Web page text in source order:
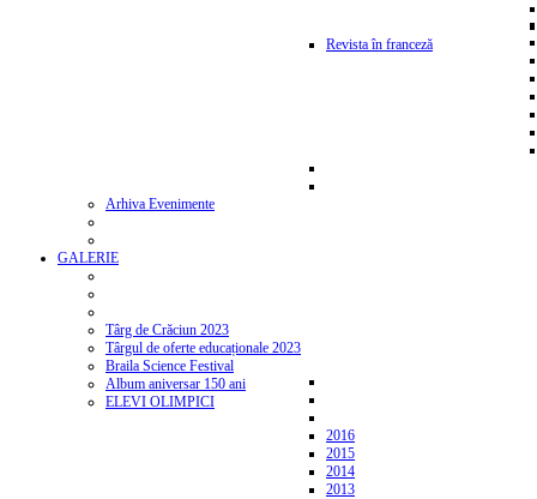
Revista în franceză
Arhiva Evenimente
GALERIE
Târg de Crăciun 2023
Târgul de oferte educaționale 2023
Braila Science Festival
Album aniversar 150 ani
ELEVI OLIMPICI
2016
2015
2014
2013